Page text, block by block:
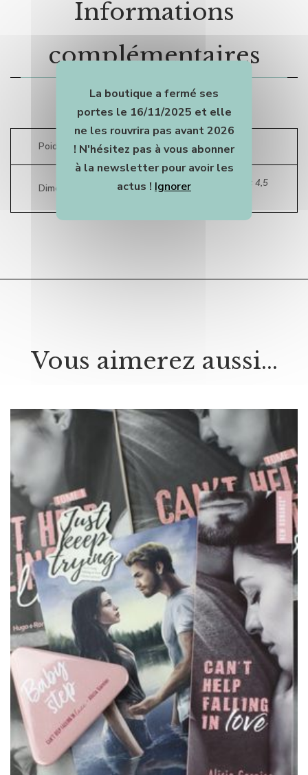
Informations
complémentaires
Poids 0,60 g
Dimensions
24 × 16 × 4,5
Vous aimerez aussi...
La boutique a fermé ses
portes le 16/11/2025 et elle
ne les rouvrira pas avant 2026
! N'hésitez pas à vous abonner
à la newsletter pour avoir les
actus ! Ignorer